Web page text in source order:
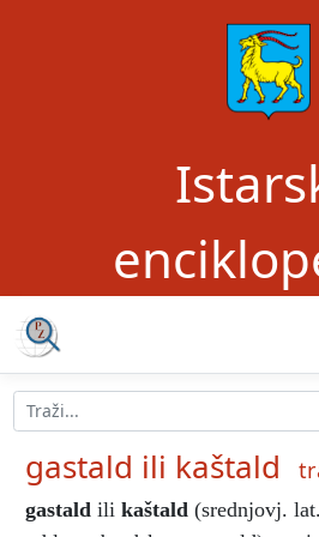
gastald ili kaštald
gastald ili kaštald (srednjovj. lat.